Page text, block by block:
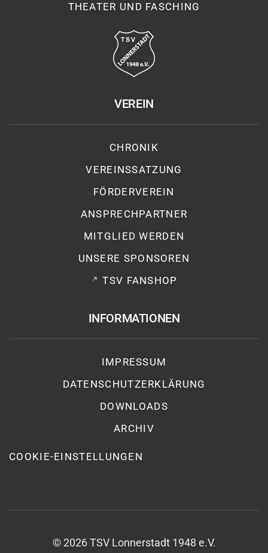
THEATER UND FASCHING
VEREIN
CHRONIK
VEREINSSATZUNG
FÖRDERVEREIN
ANSPRECHPARTNER
MITGLIED WERDEN
UNSERE SPONSOREN
TSV FANSHOP
INFORMATIONEN
IMPRESSUM
DATENSCHUTZ­ERKLÄRUNG
DOWNLOADS
ARCHIV
COOKIE-EINSTELLUNGEN
© 2026TSV Lonnerstadt 1948 e.V.